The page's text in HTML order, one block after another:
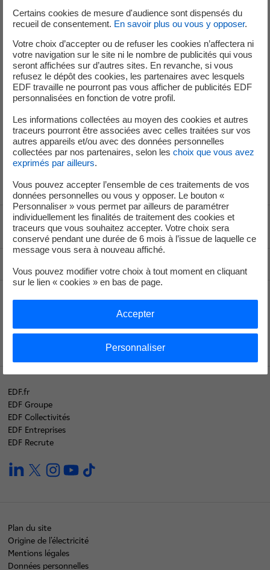
offres et candidater
CFA– pour en savoir plus sur la formation et nos
Votre aventure chez EDF commence ici : faites le choix
d’un engagement concret, d’un accompagnement humain
et d’une mission durable. Ensemble, éclairons l’avenir.
Alternance, stage, thèse & VIE
nouvel onglet
CFA
Voir le fil d'ariane
Recrute
EDF.fr
EDF Groupe
EDF Collectivités
EDF Entreprises
EDF Recrute
linkedintwitterinstagramyoutube
Plan du site
Origine de l'électricité
Mentions légales
Données personnelles
Certains cookies de mesure d'audience sont dispensés du
recueil de consentement. En savoir plus ou vous y opposer.
Votre choix d’accepter ou de refuser les cookies n’affectera ni
votre navigation sur le site ni le nombre de publicités qui vous
seront affichées sur d’autres sites. En revanche, si vous
refusez le dépôt des cookies, les partenaires avec lesquels
EDF travaille ne pourront pas vous afficher de publicités EDF
personnalisées en fonction de votre profil.
Les informations collectées au moyen des cookies et autres
traceurs pourront être associées avec celles traitées sur vos
autres appareils et/ou avec des données personnelles
collectées par nos partenaires, selon les choix que vous avez
exprimés par ailleurs.
Vous pouvez accepter l’ensemble de ces traitements de vos
données personnelles ou vous y opposer. Le bouton «
Personnaliser » vous permet par ailleurs de paramétrer
individuellement les finalités de traitement des cookies et
traceurs que vous souhaitez accepter. Votre choix sera
conservé pendant une durée de 6 mois à l’issue de laquelle ce
message vous sera à nouveau affiché.
Vous pouvez modifier votre choix à tout moment en cliquant
sur le lien « cookies » en bas de page.
Personnaliser
Accepter